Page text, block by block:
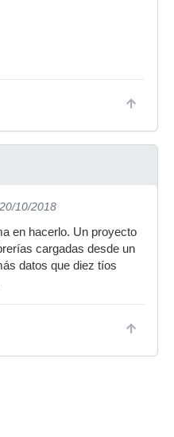
10/2018
en hacerlo. Un proyecto
cargadas desde un
datos que diez tíos